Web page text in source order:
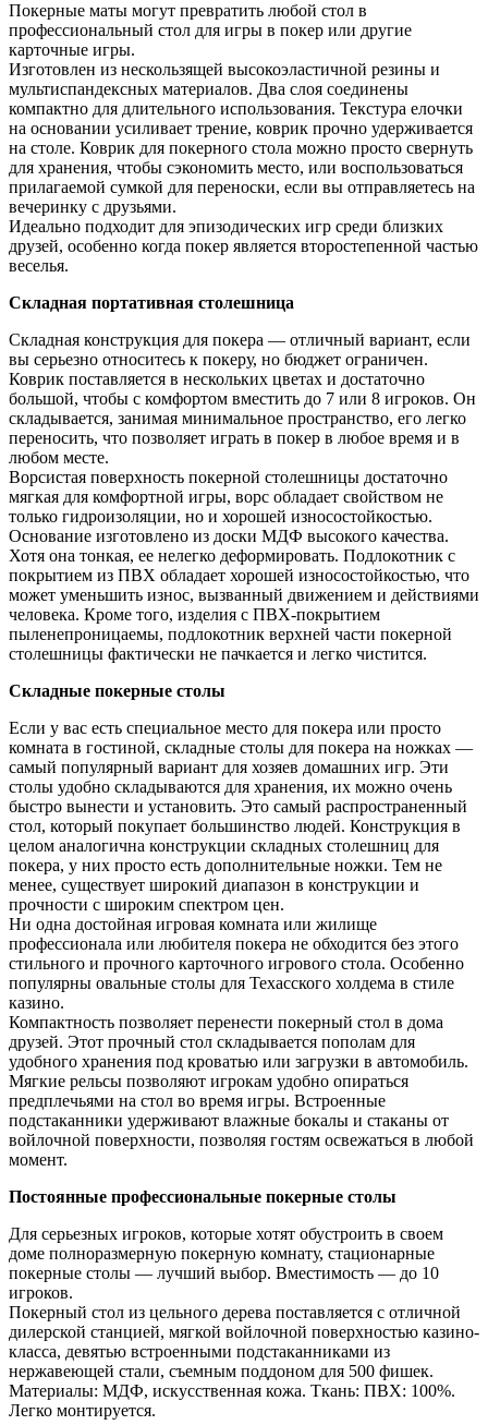
Покерные маты могут превратить любой стол в
профессиональный стол для игры в покер или другие
карточные игры.
Изготовлен из нескользящей высокоэластичной резины и
мультиспандексных материалов. Два слоя соединены
компактно для длительного использования. Текстура елочки
на основании усиливает трение, коврик прочно удерживается
на столе. Коврик для покерного стола можно просто свернуть
для хранения, чтобы сэкономить место, или воспользоваться
прилагаемой сумкой для переноски, если вы отправляетесь на
вечеринку с друзьями.
Идеально подходит для эпизодических игр среди близких
друзей, особенно когда покер является второстепенной частью
веселья.
Складная портативная столешница
Складная конструкция для покера — отличный вариант, если
вы серьезно относитесь к покеру, но бюджет ограничен.
Коврик поставляется в нескольких цветах и достаточно
большой, чтобы с комфортом вместить до 7 или 8 игроков. Он
складывается, занимая минимальное пространство, его легко
переносить, что позволяет играть в покер в любое время и в
любом месте.
Ворсистая поверхность покерной столешницы достаточно
мягкая для комфортной игры, ворс обладает свойством не
только гидроизоляции, но и хорошей износостойкостью.
Основание изготовлено из доски МДФ высокого качества.
Хотя она тонкая, ее нелегко деформировать. Подлокотник с
покрытием из ПВХ обладает хорошей износостойкостью, что
может уменьшить износ, вызванный движением и действиями
человека. Кроме того, изделия с ПВХ-покрытием
пыленепроницаемы, подлокотник верхней части покерной
столешницы фактически не пачкается и легко чистится.
Складные покерные столы
Если у вас есть специальное место для покера или просто
комната в гостиной, складные столы для покера на ножках —
самый популярный вариант для хозяев домашних игр. Эти
столы удобно складываются для хранения, их можно очень
быстро вынести и установить. Это самый распространенный
стол, который покупает большинство людей. Конструкция в
целом аналогична конструкции складных столешниц для
покера, у них просто есть дополнительные ножки. Тем не
менее, существует широкий диапазон в конструкции и
прочности с широким спектром цен.
Ни одна достойная игровая комната или жилище
профессионала или любителя покера не обходится без этого
стильного и прочного карточного игрового стола. Особенно
популярны овальные столы для Техасского холдема в стиле
казино.
Компактность позволяет перенести покерный стол в дома
друзей. Этот прочный стол складывается пополам для
удобного хранения под кроватью или загрузки в автомобиль.
Мягкие рельсы позволяют игрокам удобно опираться
предплечьями на стол во время игры. Встроенные
подстаканники удерживают влажные бокалы и стаканы от
войлочной поверхности, позволяя гостям освежаться в любой
момент.
Постоянные профессиональные покерные столы
Для серьезных игроков, которые хотят обустроить в своем
доме полноразмерную покерную комнату, стационарные
покерные столы — лучший выбор. Вместимость — до 10
игроков.
Покерный стол из цельного дерева поставляется с отличной
дилерской станцией, мягкой войлочной поверхностью казино-
класса, девятью встроенными подстаканниками из
нержавеющей стали, съемным поддоном для 500 фишек.
Материалы: МДФ, искусственная кожа. Ткань: ПВХ: 100%.
Легко монтируется.